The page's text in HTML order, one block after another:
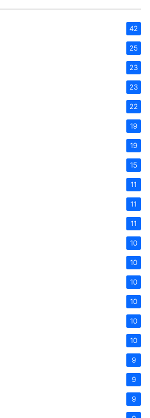
42
25
23
23
22
19
19
15
11
11
11
10
10
10
10
10
10
9
9
9